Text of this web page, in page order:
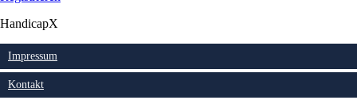
HandicapX
Impressum
Kontakt